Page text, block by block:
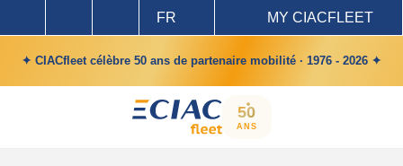
FR MY CIACFLEET
✦ CIACfleet célèbre 50 ans de partenaire mobilité · 1976 - 2026 ✦
50
ANS